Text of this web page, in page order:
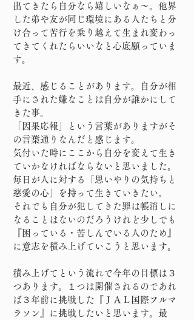
出てきたら自分なら嬉しいなぁ～。他界
した弟や友が同じ環境にある人たちと分
け合って苦行を乗り越えて生まれ変わっ
てきてくれたらいいなと心底願っていま
す。
最近、感じることがあります。自分が相
手にされた嫌なことは自分が誰かにして
きた事。
「因果応報」という言葉がありますがそ
の言葉通りなんだと感じます。
気付いた時にここから自分を変えて生き
ていかなければならないと思いました。
毎日が人に対する「思いやりの気持ちと
慈愛の心」を持って生きていきたい。
それでも自分が犯してきた罪は帳消しに
なることはないのだろうけれど少しでも
『困っている・苦しんでいる人のため』
に意志を積み上げていこうと思います。
積み上げてという流れで今年の目標は３
つあります。１つは開催されるのであれ
ば３年前に挑戦した『ＪＡＬ国際フルマ
ラソン』に挑戦したいと思います。最